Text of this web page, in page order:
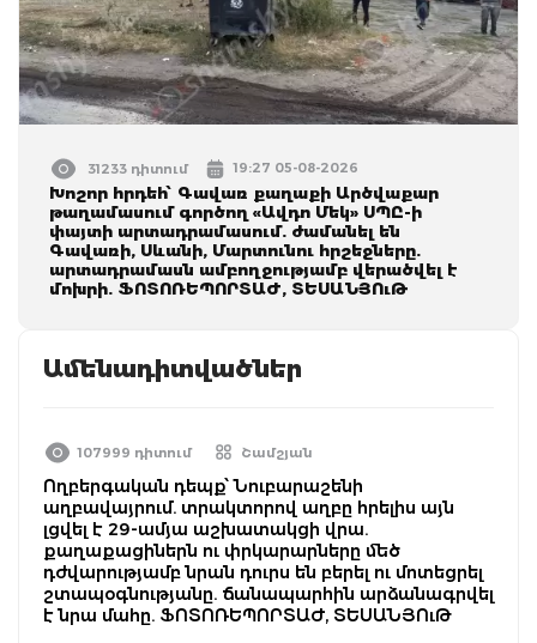
31233 դիտում 19:27 05-08-2026
Խոշոր հրդեհ՝ Գավառ քաղաքի Արծվաքար
թաղամասում գործող «Ավդո Մեկ» ՍՊԸ-ի
փայտի արտադրամասում. ժամանել են
Գավառի, Սևանի, Մարտունու հրշեջները.
արտադրամասն ամբողջությամբ վերածվել է
մոխրի. ՖՈՏՈՌԵՊՈՐՏԱԺ, ՏԵՍԱՆՅՈւԹ
Ամենադիտվածներ
107999 դիտում Շամշյան
Ողբերգական դեպք՝ Նուբարաշենի
աղբավայրում. տրակտորով աղբը հրելիս այն
լցվել է 29-ամյա աշխատակցի վրա.
քաղաքացիներն ու փրկարարները մեծ
դժվարությամբ նրան դուրս են բերել ու մոտեցրել
շտապօգնությանը. ճանապարհին արձանագրվել
է նրա մահը. ՖՈՏՈՌԵՊՈՐՏԱԺ, ՏԵՍԱՆՅՈւԹ